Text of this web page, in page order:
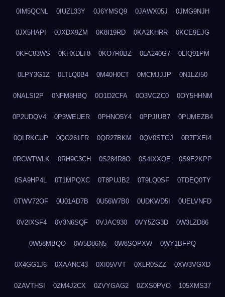
0IM5QCNL 0IUZL33Y 0J6YMSQ9 0JAWX05J 0JMG9NJH
0JX5HAPI 0JXDX9ZM 0K8I19RD 0KA2KHRR 0KCE9EJG
0KFC83WS 0KHXDLT8 0KO7R0BZ 0LA240G7 0LIQ91PM
0LPY3G1Z 0LTLQ0B4 0M40H0CT 0MCMJJJP 0N1LZI50
0NALSI2P 0NFM8HBQ 0O1D2CFA 0O3VCZC0 0OY5HHNM
0P2UDQV4 0P3WEUER 0PHNO5Y4 0PPJIUB7 0PUMEZB4
0QLRKCUP 0QO261FR 0QR27BKM 0QV0STGJ 0R7FXEI4
0RCWTWLK 0RH9C3CH 0S284R8O 0S4IXXQE 0S9E2KPP
0SA9HP4L 0T1MPQXC 0T8PUJB2 0T9LQ0SF 0TDEQ0TY
0TWV72OF 0U01AD7B 0U56W7B0 0UDKWD5I 0UELVNFD
0V2IXSF4 0V3N6SQF 0VJAC930 0VY5ZG3D 0W3LZD86
0W58MBQO 0W5D86N5 0W8SOPXW 0WY1BFPQ
0X4GG1J6 0XAANC43 0XI05VVT 0XLR0SZZ 0XW3VGXD
0ZAVTHSI 0ZM4J2CX 0ZVYGAG2 0ZXS0PVO 105XMS37